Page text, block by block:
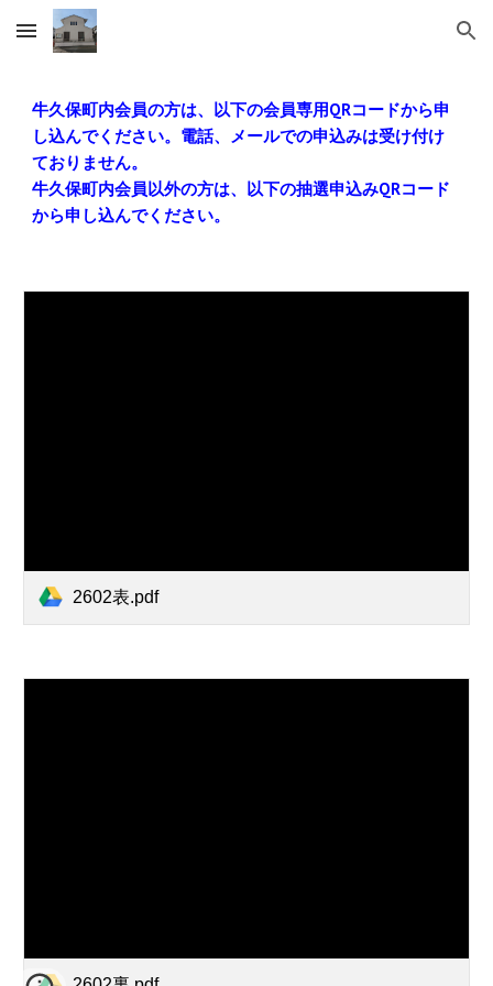
Skip to main content Skip to navigation
牛久保町内会員の方は、以下の会員専用QRコードから申
し込んでください。電話、メールでの申込みは受け付け
ておりません。
牛久保町内会員以外の方は、以下の抽選申込みQRコード
から申し込んでください。
2602表.pdf